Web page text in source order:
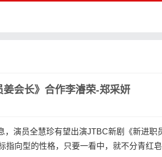
会长》合作李濬荣-郑采妍
，演员全慧珍有望出演JTBC新剧《新进职
向型的性格，只要一看中，就不分青红皂